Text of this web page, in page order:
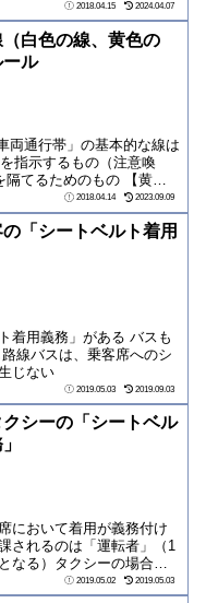
2018.04.15 2024.04.07
（白色の線、黄色の
ール
両通行帯」の基本的な線は
指示するもの（注意喚
隔てるためのもの 【黄色
2018.04.14 2023.09.09
「シートベルト着用
着用義務」がある バスも
線バスは、乗客席へのシ
じない
2019.05.03 2019.09.03
クシーの「シートベル
において着用が義務付け
されるのは「運転者」（1
なる）タクシーの場合も
2019.05.02 2019.05.03